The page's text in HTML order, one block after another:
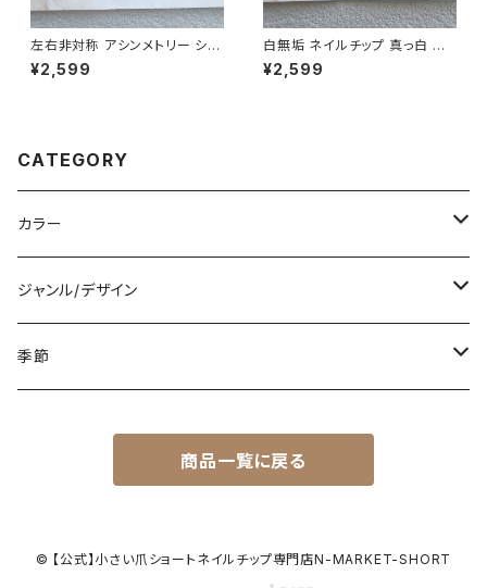
左右非対称 アシンメトリー ショ
ート ネイルチップ 超極小 ドット
柄 グレー色 ダークカラー クー
¥2,599
白無垢 ネイルチップ 真っ白 乳
白色 ホワイト 統一 花 清楚 清
潔感 結婚式 成人式 通販 販売
¥2,599
CATEGORY
カラー
白
黒
黄色
ジャンル/デザイン
シンプル
星柄
季節
商品一覧に戻る
© 【公式】小さい爪ショートネイルチップ専門店N-MARKET-SHORT